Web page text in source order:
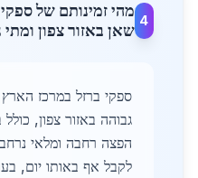
4
מהי זמינותם של
שאן באזור צפון
ספקי ברזל במרכז
גבוהה באזור צפון,
הפצה רחבה ומלאי
לקבל אף באותו יום,